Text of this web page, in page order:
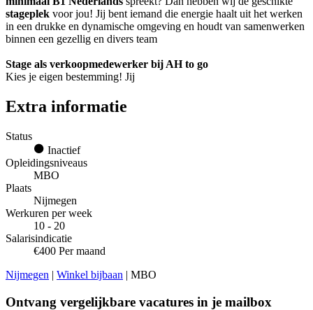
stageplek voor jou! Jij bent iemand die energie haalt uit het werken
in een drukke en dynamische omgeving en houdt van samenwerken
binnen een gezellig en divers team
Stage als verkoopmedewerker bij AH to go
Kies je eigen bestemming! Jij
Extra informatie
Status
Inactief
Opleidingsniveaus
MBO
Plaats
Nijmegen
Werkuren per week
10 - 20
Salarisindicatie
€400 Per maand
Nijmegen | Winkel bijbaan | MBO
Ontvang vergelijkbare vacatures in je mailbox